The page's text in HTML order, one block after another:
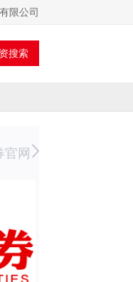
限公司
搜索
官网